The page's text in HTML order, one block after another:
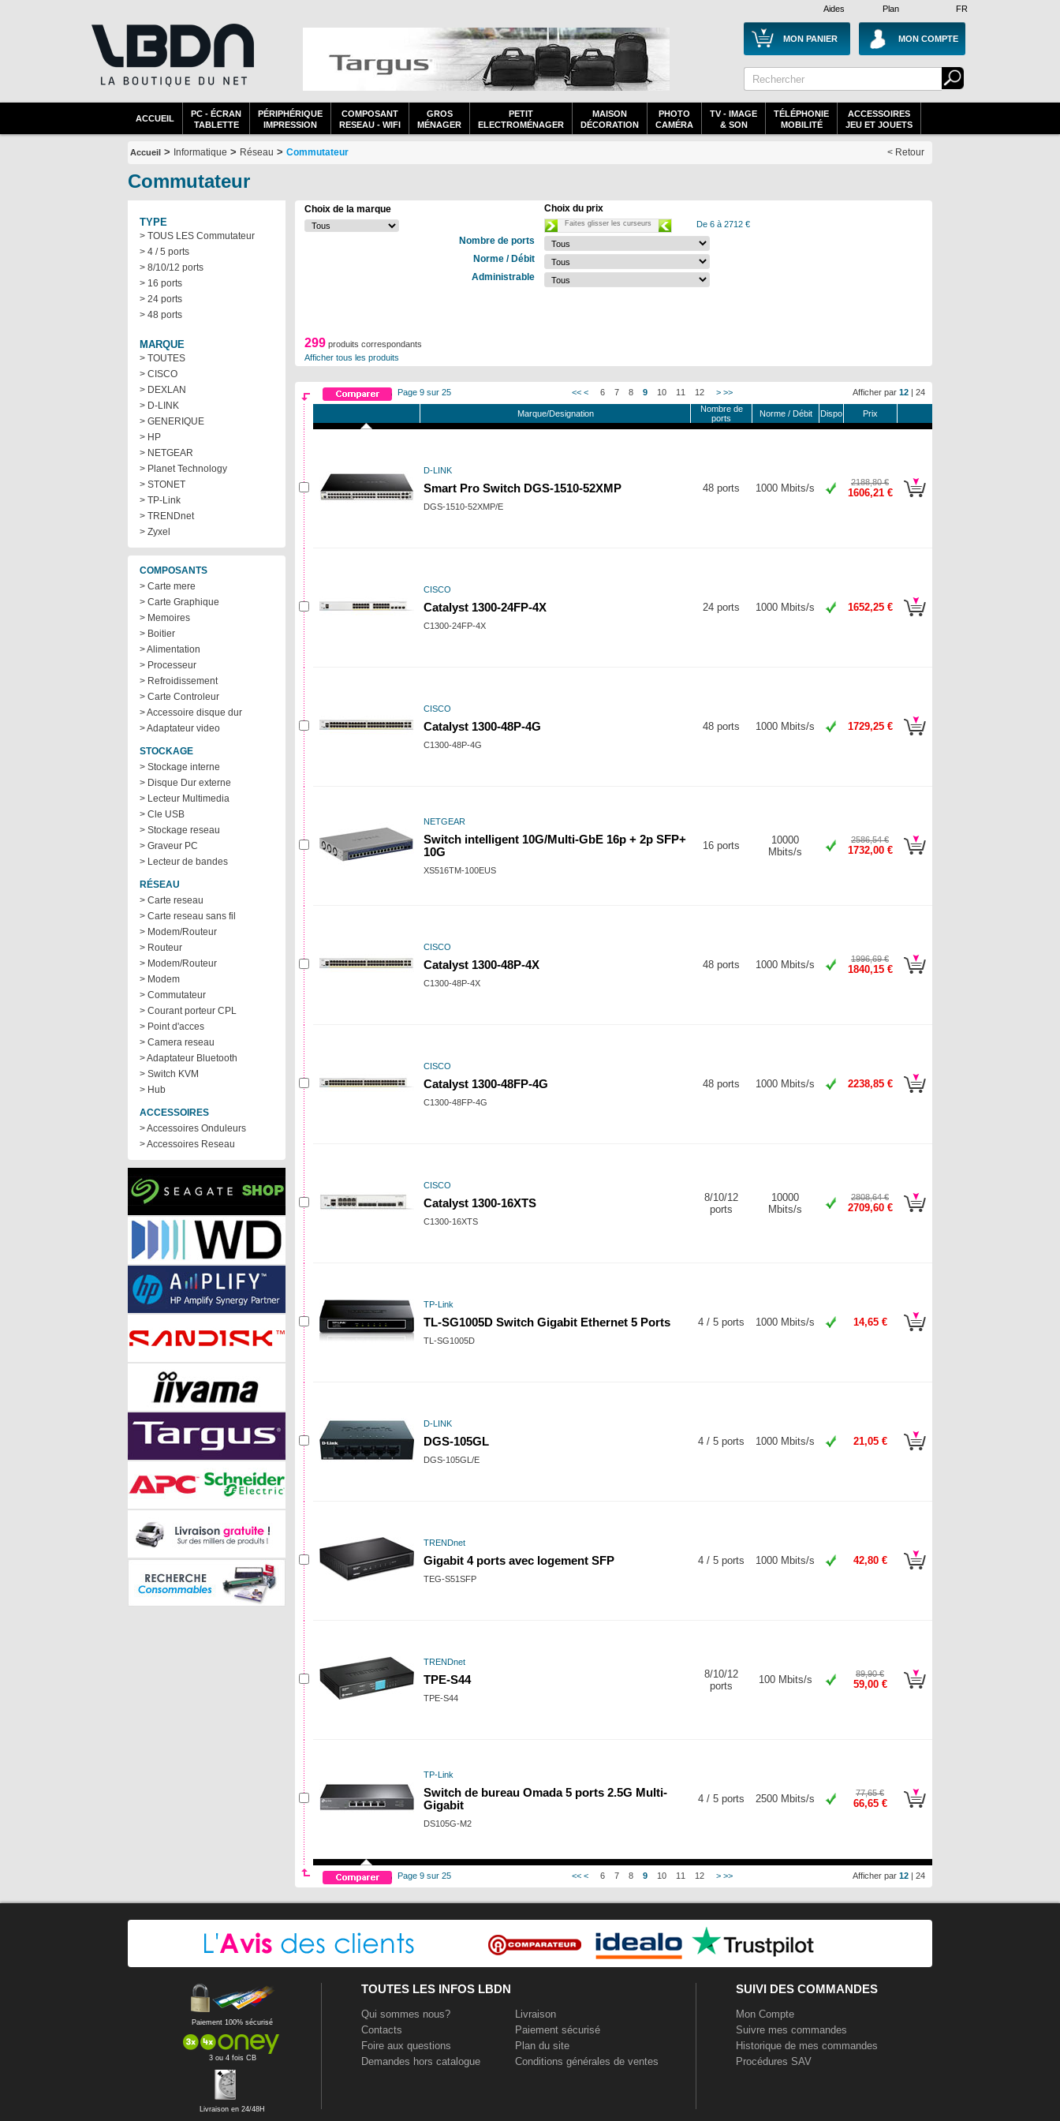
Plan
Aides FR
MON PANIER MON COMPTE
ACCUEIL
PC - ÉCRAN
TABLETTE
PÉRIPHÉRIQUE
IMPRESSION
COMPOSANT
RESEAU - WIFI
GROS
MÉNAGER
PETIT
ELECTROMÉNAGER
MAISON
DÉCORATION
PHOTO
CAMÉRA
TV - IMAGE
& SON
TÉLÉPHONIE
MOBILITÉ
ACCESSOIRES
JEU ET JOUETS
Accueil > Informatique > Réseau > Commutateur < Retour
Commutateur
TYPE
> TOUS LES Commutateur
> 4 / 5 ports
> 8/10/12 ports
> 16 ports
> 24 ports
> 48 ports
MARQUE
> TOUTES
> CISCO
> DEXLAN
> D-LINK
> GENERIQUE
> HP
> NETGEAR
> Planet Technology
> STONET
> TP-Link
> TRENDnet
> Zyxel
COMPOSANTS
> Carte mere
> Carte Graphique
> Memoires
> Boitier
> Alimentation
> Processeur
> Refroidissement
> Carte Controleur
> Accessoire disque dur
> Adaptateur video
STOCKAGE
> Stockage interne
> Disque Dur externe
> Lecteur Multimedia
> Cle USB
> Stockage reseau
> Graveur PC
> Lecteur de bandes
RÉSEAU
> Carte reseau
> Carte reseau sans fil
> Modem/Routeur
> Routeur
> Modem/Routeur
> Modem
> Commutateur
> Courant porteur CPL
> Point d'acces
> Camera reseau
> Adaptateur Bluetooth
> Switch KVM
> Hub
ACCESSOIRES
> Accessoires Onduleurs
> Accessoires Reseau
Choix de la marque Choix du prix
Faites glisser les curseurs De 6 à 2712 €
Nombre de ports
Norme / Débit
Administrable
299 produits correspondants
Afficher tous les produits
Afficher par 12 | 24
Page 9 sur 25 << < 6 7 8 9 10 11 12 > >>
Marque/Designation
Nombre de
ports
Norme / Débit Dispo Prix
D-LINK
Smart Pro Switch DGS-1510-52XMP
DGS-1510-52XMP/E
48 ports 1000 Mbits/s 2188,80 €
1606,21 €
CISCO
Catalyst 1300-24FP-4X
C1300-24FP-4X
24 ports 1000 Mbits/s 1652,25 €
CISCO
Catalyst 1300-48P-4G
C1300-48P-4G
48 ports 1000 Mbits/s 1729,25 €
NETGEAR
Switch intelligent 10G/Multi-GbE 16p + 2p SFP+
10G
XS516TM-100EUS
16 ports
10000
Mbits/s
2586,54 €
1732,00 €
CISCO
Catalyst 1300-48P-4X
C1300-48P-4X
48 ports 1000 Mbits/s 1996,69 €
1840,15 €
CISCO
Catalyst 1300-48FP-4G
C1300-48FP-4G
48 ports 1000 Mbits/s 2238,85 €
CISCO
Catalyst 1300-16XTS
C1300-16XTS
8/10/12
ports
10000
Mbits/s
2808,64 €
2709,60 €
TP-Link
TL-SG1005D Switch Gigabit Ethernet 5 Ports
TL-SG1005D
4 / 5 ports 1000 Mbits/s 14,65 €
D-LINK
DGS-105GL
DGS-105GL/E
4 / 5 ports 1000 Mbits/s 21,05 €
TRENDnet
Gigabit 4 ports avec logement SFP
TEG-S51SFP
4 / 5 ports 1000 Mbits/s 42,80 €
TRENDnet
TPE-S44
TPE-S44
8/10/12
ports
100 Mbits/s 89,90 €
59,00 €
TP-Link
Switch de bureau Omada 5 ports 2.5G Multi-
Gigabit
DS105G-M2
4 / 5 ports 2500 Mbits/s 77,65 €
66,65 €
Afficher par 12 | 24
Page 9 sur 25 << < 6 7 8 9 10 11 12 > >>
Paiement 100% sécurisé
3 ou 4 fois CB
Livraison en 24/48H
TOUTES LES INFOS LBDN
Qui sommes nous?
Contacts
Foire aux questions
Demandes hors catalogue
Livraison
Paiement sécurisé
Plan du site
Conditions générales de ventes
SUIVI DES COMMANDES
Mon Compte
Suivre mes commandes
Historique de mes commandes
Procédures SAV